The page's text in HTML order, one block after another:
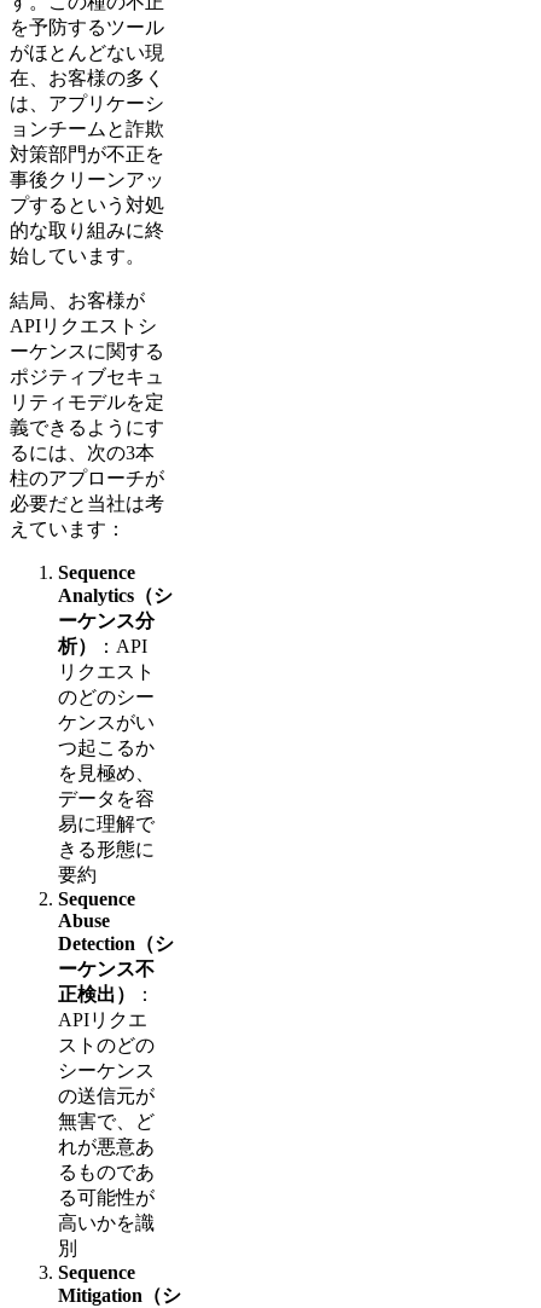
を予防するツール
がほとんどない現
在、お客様の多く
は、アプリケーシ
ョンチームと詐欺
対策部門が不正を
事後クリーンアッ
プするという対処
的な取り組みに終
始しています。
結局、お客様が
APIリクエストシ
ーケンスに関する
ポジティブセキュ
リティモデルを定
義できるようにす
るには、次の3本
柱のアプローチが
必要だと当社は考
えています：
Sequence
Analytics（シ
ーケンス分
析）
：API
リクエスト
のどのシー
ケンスがい
つ起こるか
を見極め、
データを容
易に理解で
きる形態に
要約
Sequence
Abuse
Detection（シ
ーケンス不
正検出）
：
APIリクエ
ストのどの
シーケンス
の送信元が
無害で、ど
れが悪意あ
るものであ
る可能性が
高いかを識
別
Sequence
Mitigation（シ